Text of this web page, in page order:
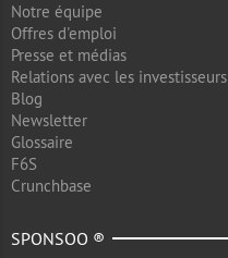
Notre équipe
Offres d'emploi
Presse et médias
Relations avec les investisseurs
Blog
Newsletter
Glossaire
F6S
Crunchbase
SPONSOO ®